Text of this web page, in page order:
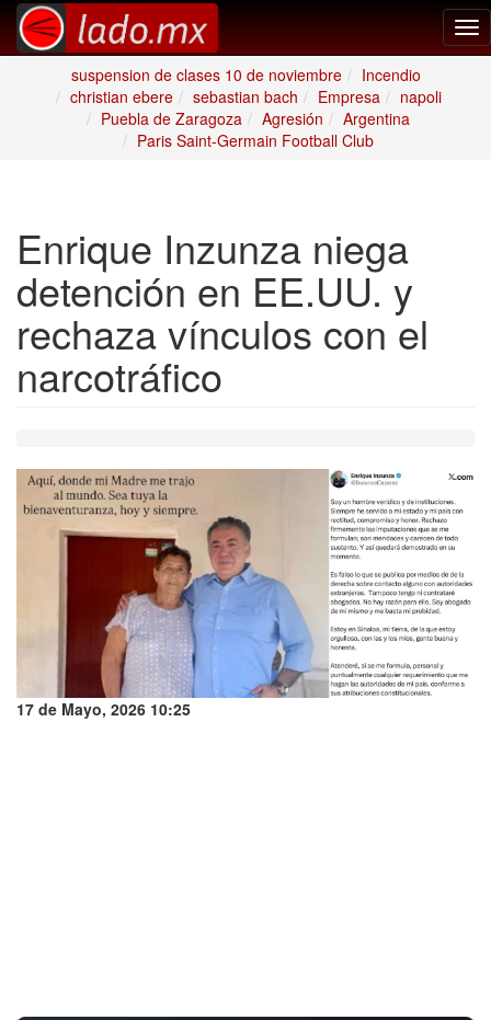
suspension de clases 10 de noviembre
Incendio
christian ebere
sebastian bach Empresa
napoli
Puebla de Zaragoza
Agresión
Argentina
Paris Saint-Germain Football Club
Enrique Inzunza niega
detención en EE.UU. y
rechaza vínculos con el
narcotráfico
17 de Mayo, 2026 10:25